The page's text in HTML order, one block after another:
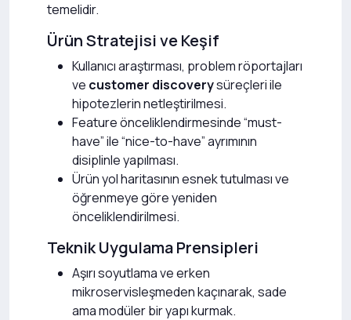
temelidir.
Ürün Stratejisi ve Keşif
Kullanıcı araştırması, problem röportajları
ve customer discoverysüreçleri ile
hipotezlerin netleştirilmesi.
Feature önceliklendirmesinde “must-
have” ile “nice-to-have” ayrımının
disiplinle yapılması.
Ürün yol haritasının esnek tutulması ve
öğrenmeye göre yeniden
önceliklendirilmesi.
Teknik Uygulama Prensipleri
Aşırı soyutlama ve erken
mikroservisleşmeden kaçınarak, sade
ama modüler bir yapı kurmak.